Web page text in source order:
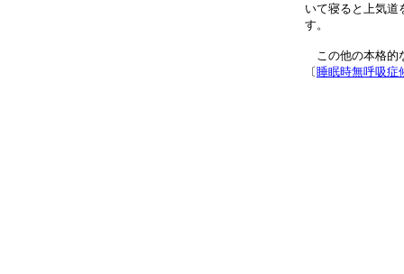
いて寝ると上気道
す。
この他の本格的
〔 睡眠時無呼吸症